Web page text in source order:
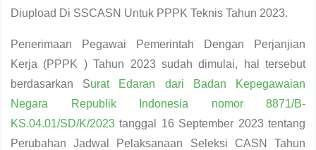
Diupload Di SSCASN Untuk PPPK Teknis Tahun 2023.
Penerimaan Pegawai Pemerintah Dengan Perjanjian
Kerja (PPPK ) Tahun 2023 sudah dimulai, hal tersebut
berdasarkan Surat Edaran dari Badan Kepegawaian
Negara Republik Indonesia nomor 8871/B-
KS.04.01/SD/K/2023tanggal 16 September 2023 tentang
Perubahan Jadwal Pelaksanaan Seleksi CASN Tahun